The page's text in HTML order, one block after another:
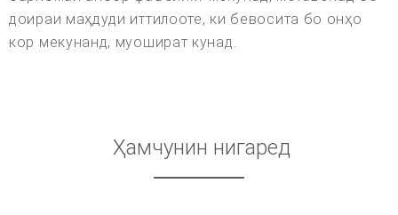
доираи маҳдуди иттилооте, ки бевосита бо онҳо
кор мекунанд, муошират кунад.
Ҳамчунин нигаред